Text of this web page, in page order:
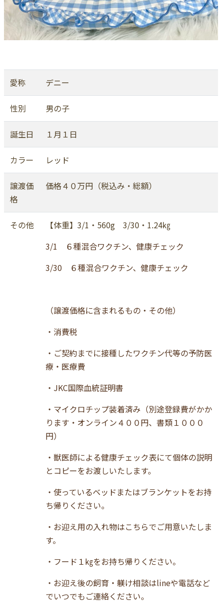
愛称 デニー
性別 男の子
誕生日 １月１日
カラー レッド
譲渡価
格
価格４０万円（税込み・総額）
その他
【体重】3/1・560g 3/30・1.24㎏
3/1 ６種混合ワクチン、健康チェック
3/30 ６種混合ワクチン、健康チェック
（譲渡価格に含まれるもの・その他）
・消費税
・ご契約までに接種したワクチン代等の予防医
療・医療費
・JKC国際血統証明書
・マイクロチップ装着済み（別途登録費がかか
ります・オンライン４００円、書類１０００
円）
・獣医師による健康チェック表にて個体の説明
とコピーをお渡しいたします。
・使っているベッドまたはブランケットをお持
ち帰りください。
・お迎え用の入れ物はこちらでご用意いたしま
す。
・フード１㎏をお持ち帰りください。
・お迎え後の飼育・躾け相談はlineや電話など
でいつでもご連絡ください。